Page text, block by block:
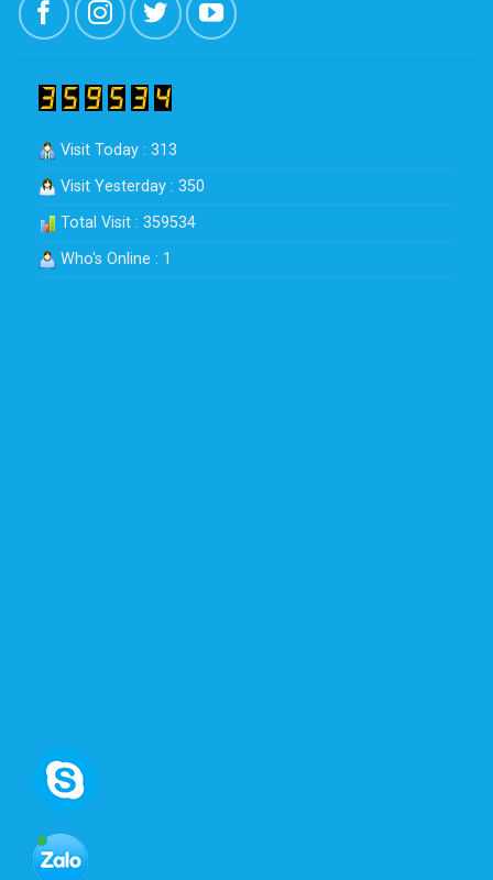
Visit Today : 313
Visit Yesterday : 350
Total Visit : 359534
Who's Online : 1